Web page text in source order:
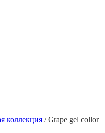
коллекция / Grape gel collor